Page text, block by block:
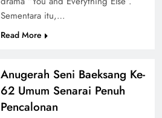
Sementara itu,…
Read More
Anugerah Seni Baeksang Ke-
62 Umum Senarai Penuh
Pencalonan